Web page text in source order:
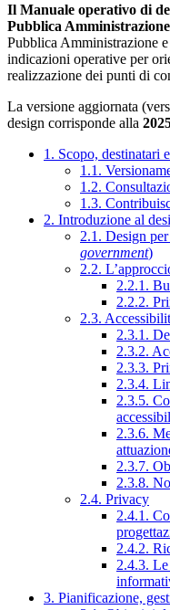
Il Manuale operativo di
Pubblica Amministrazione
Pubblica Amministrazione
indicazioni operative per
realizzazione dei punti di
La versione aggiornata
design corrisponde alla
1. Scopo, destinatari
1.1.
1.2.
1.3.
2. Introduzione al
2.1. Design
government)
2.2.
2.2.1.
2.2.2.
2.3.
2.3.1.
2.3.2.
2.3.3.
2.3.4.
2.3.5.
2.3.6.
2.3.7.
2.3.8.
2.4. Privacy
2.4.1.
2.4.2.
2.4.3.
3. Pianificazione,